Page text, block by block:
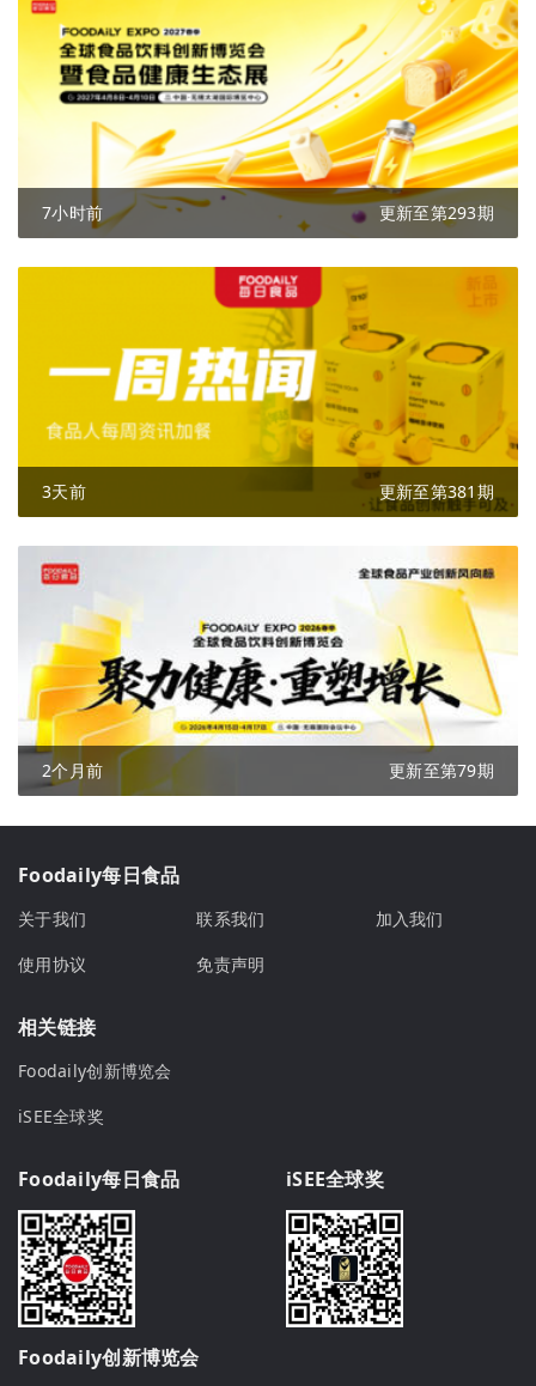
7小时前 更新至第293期
3天前 更新至第381期
2个月前 更新至第79期
Foodaily每日食品
关于我们 联系我们
加入我们
使用协议
免责声明
相关链接
Foodaily创新博览会
iSEE全球奖
Foodaily每日食品 iSEE全球奖
Foodaily创新博览会